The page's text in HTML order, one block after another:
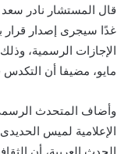
قال المستشار نادر
مايو، مضيفا أن
وأضاف المتحدث
الإعلامية لميس